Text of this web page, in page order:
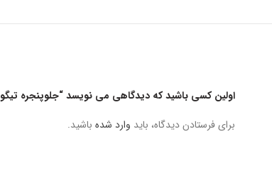
اولین کسی باشید که دیدگاهی می نویسد “جلوپنجره تیگو 8 پرو”
برای فرستادن دیدگاه، باید وارد شدهباشید.